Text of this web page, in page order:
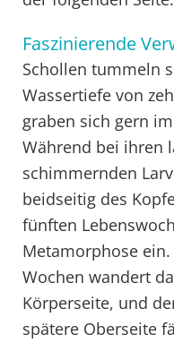
Faszinierende
Schollen tummeln
Wassertiefe von
graben sich gern
Während bei ihren
schimmernden
beidseitig des
fünften
Metamorphose
Wochen wandert
Körperseite, und
spätere Oberseite